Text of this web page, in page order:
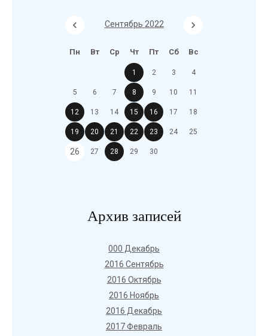
Сентябрь 2022
Пн Вт Ср Чт Пт Сб Вс
1 2 3 4
5 6 7 8 9 10 11
12 13 14 15 16 17 18
19 20 21 22 23 24 25
26 27 28 29 30
Архив записей
000 Декабрь
2016 Сентябрь
2016 Октябрь
2016 Ноябрь
2016 Декабрь
2017 Февраль